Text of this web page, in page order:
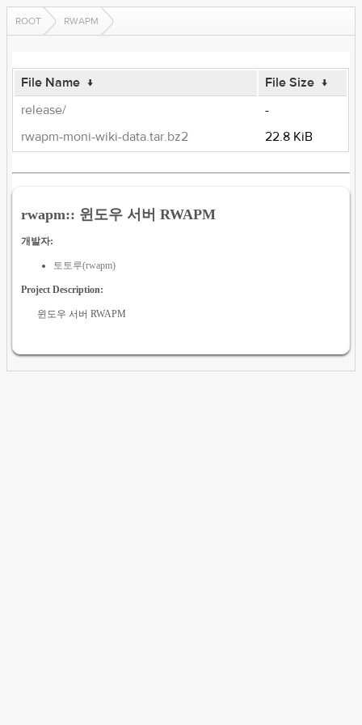
ROOT RWAPM
File Name ↓ File Size ↓
release/
-
rwapm-moni-wiki-data.tar.bz2
22.8 KiB
rwapm:: 윈도우 서버 RWAPM
개발자:
토토루(rwapm)
Project Description:
윈도우 서버 RWAPM